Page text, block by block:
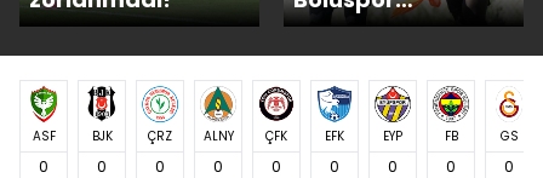
mücadelesine
ASF
0
BJK
0
ÇRZ
0
ALNY
0
ÇFK
0
EFK
0
EYP
0
FB
0
GS
0